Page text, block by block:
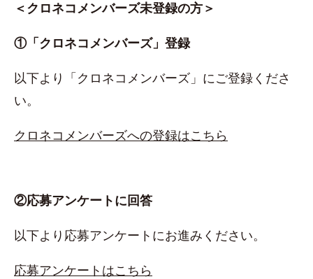
＜クロネコメンバーズ未登録の方＞
①「クロネコメンバーズ」登録
以下より「クロネコメンバーズ」にご登録くださ
い。
クロネコメンバーズへの登録はこちら
②応募アンケートに回答
以下より応募アンケートにお進みください。
応募アンケートはこちら